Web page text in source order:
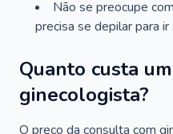
Não se preocupe
precisa se depilar para
Quanto custa
ginecologista?
O preço da consulta com